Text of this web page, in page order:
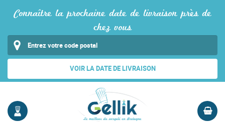
Connaître la prochaine date de livraison près de
chez vous
VOIR LA DATE DE LIVRAISON